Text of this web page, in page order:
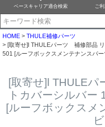
ベースキャリア適合検索 ご
HOME
THULE補修パーツ
[取寄せ]l THULEパーツ 補修部品
501 [ルーフボックスメンテナンスパ
[取寄せ]l THULE
トカバーシルバー
[ルーフボックスメ